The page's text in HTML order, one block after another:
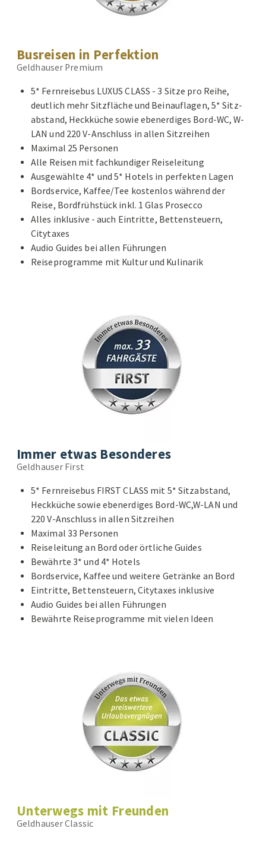
Busreisen in Perfektion
Geldhauser Premium
5* Fernreisebus LUXUS CLASS - 3 Sitze pro Reihe,
deutlich mehr Sitzfläche und Beinauflagen, 5* Sitz-
abstand, Heckküche sowie ebenerdiges Bord-WC, W-
LAN und 220 V-Anschluss in allen Sitzreihen
Maximal 25 Personen
Alle Reisen mit fachkundiger Reiseleitung
Ausgewählte 4* und 5* Hotels in perfekten Lagen
Bordservice, Kaffee/Tee kostenlos während der
Reise, Bordfrühstück inkl. 1 Glas Prosecco
Alles inklusive - auch Eintritte, Bettensteuern,
Citytaxes
Audio Guides bei allen Führungen
Reiseprogramme mit Kultur und Kulinarik
Immer etwas Besonderes
Geldhauser First
5* Fernreisebus FIRST CLASS mit 5* Sitzabstand,
Heckküche sowie ebenerdiges Bord-WC,W-LAN und
220 V-Anschluss in allen Sitzreihen
Maximal 33 Personen
Reiseleitung an Bord oder örtliche Guides
Bewährte 3* und 4* Hotels
Bordservice, Kaffee und weitere Getränke an Bord
Eintritte, Bettensteuern, Citytaxes inklusive
Audio Guides bei allen Führungen
Bewährte Reiseprogramme mit vielen Ideen
Unterwegs mit Freunden
Geldhauser Classic